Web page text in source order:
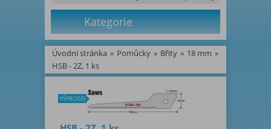
Kategorie
Úvodní stránka » Pomůcky » Břity » 18 mm »
HSB - 2Z, 1 ks
VÝPRODEJ